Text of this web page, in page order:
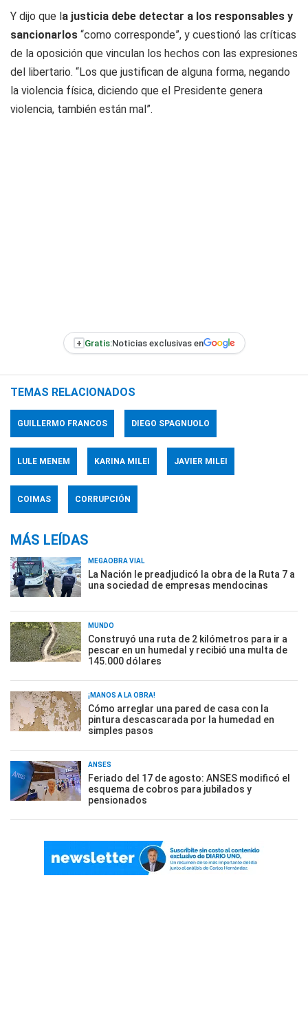
Y dijo que la justicia debe detectar a los responsables y
sancionarlos “como corresponde”, y cuestionó las críticas
de la oposición que vinculan los hechos con las expresiones
del libertario. “Los que justifican de alguna forma, negando
la violencia física, diciendo que el Presidente genera
violencia, también están mal”.
+ Gratis:Noticias exclusivas en
TEMAS RELACIONADOS
GUILLERMO FRANCOS DIEGO SPAGNUOLO
LULE MENEM KARINA MILEI JAVIER MILEI
COIMAS CORRUPCIÓN
MÁS LEÍDAS
MEGAOBRA VIAL
La Nación le preadjudicó la obra de la Ruta 7 a
una sociedad de empresas mendocinas
MUNDO
Construyó una ruta de 2 kilómetros para ir a
pescar en un humedal y recibió una multa de
145.000 dólares
¡MANOS A LA OBRA!
Cómo arreglar una pared de casa con la
pintura descascarada por la humedad en
simples pasos
ANSES
Feriado del 17 de agosto: ANSES modificó el
esquema de cobros para jubilados y
pensionados